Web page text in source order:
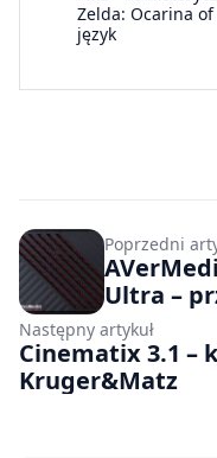
Zelda: Ocarina
język
Poprzedni
Ultra –
4K
Następny artykuł
Cinematix 3.1 –
Kruger&Matz